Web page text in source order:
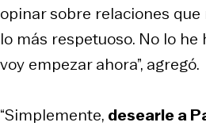
opinar sobre relaciones que
lo más respetuoso. No lo
voy empezar ahora”, agregó.
“Simplemente, desearle a